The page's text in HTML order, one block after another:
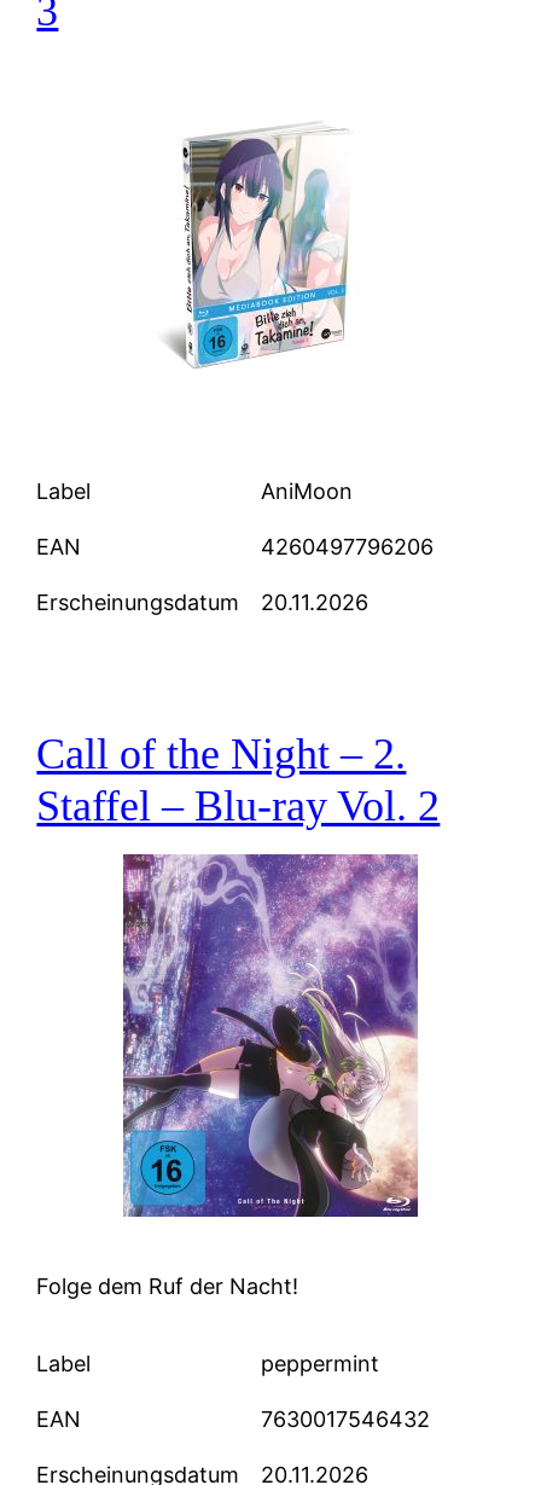
3
Label AniMoon
EAN 4260497796206
Erscheinungsdatum 20.11.2026
Call of the Night – 2.
Staffel – Blu-ray Vol. 2
Folge dem Ruf der Nacht!
Label peppermint
EAN 7630017546432
Erscheinungsdatum 20.11.2026